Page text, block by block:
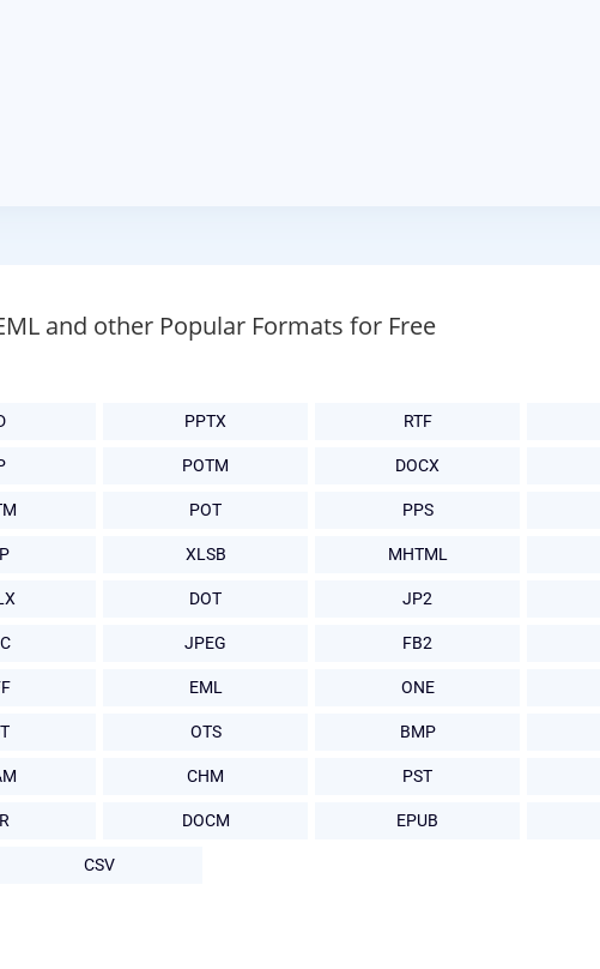
and other Popular Formats for Free
PPTX RTF
POTM DOCX
POT PPS
XLSB MHTML
DOT JP2
JPEG FB2
EML ONE
OTS BMP
CHM PST
DOCM EPUB
CSV